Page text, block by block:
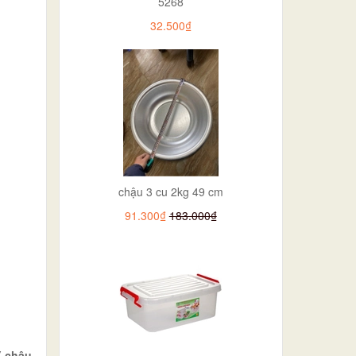
32.500₫
chậu 3 cu 2kg 49 cm
91.300₫ 183.000₫